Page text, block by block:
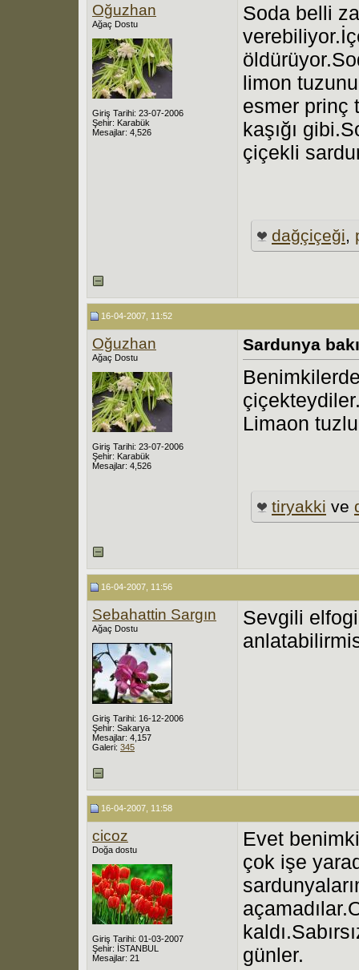
Oğuzhan
Ağaç Dostu
Giriş Tarihi: 23-07-2006
Şehir: Karabük
Mesajlar: 4,526
Soda belli
limon
esmer prinç
kaşığı
çiçekli
dağçiçeği,
16-04-2007, 11:52
Oğuzhan
Ağaç Dostu
Giriş Tarihi: 23-07-2006
Şehir: Karabük
Mesajlar: 4,526
Sardunya
Limaon
tiryakki ve
16-04-2007, 11:56
Sebahattin Sargın
Ağaç Dostu
Giriş Tarihi: 16-12-2006
Şehir: Sakarya
Mesajlar: 4,157
Galeri: 345
Sevgili
16-04-2007, 11:58
cicoz
Doğa dostu
Giriş Tarihi: 01-03-2007
Şehir: İSTANBUL
Mesajlar: 21
Evet
çok işe
günler.